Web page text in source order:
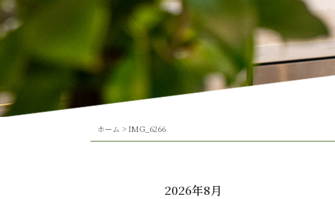
ホーム > IMG_6266
2026年8月